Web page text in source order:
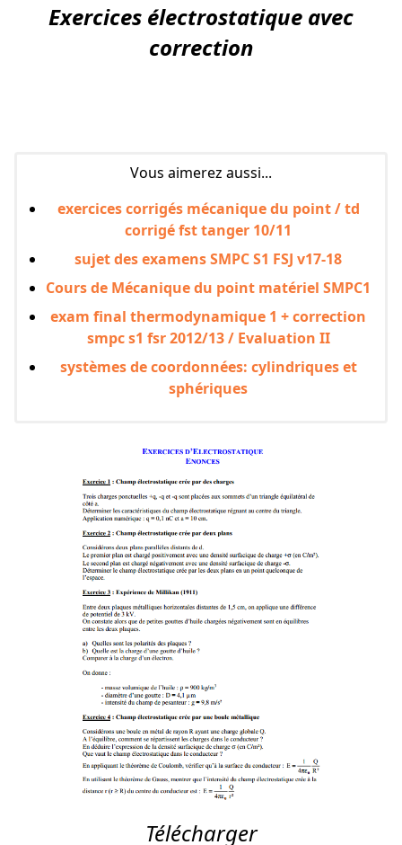
Exercices électrostatique avec
correction
Vous aimerez aussi...
exercices corrigés mécanique du point / td
corrigé fst tanger 10/11
sujet des examens SMPC S1 FSJ v17-18
Cours de Mécanique du point matériel SMPC1
exam final thermodynamique 1 + correction
smpc s1 fsr 2012/13 / Evaluation II
systèmes de coordonnées: cylindriques et
sphériques
Télécharger